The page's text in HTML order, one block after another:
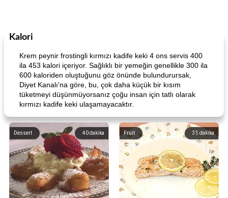
Kalori
Krem peynir frostingli kırmızı kadife keki 4 ons servis 400
ila 453 kalori içeriyor. Sağlıklı bir yemeğin genellikle 300 ila
600 kaloriden oluştuğunu göz önünde bulundurursak,
Diyet Kanalı'na göre, bu, çok daha küçük bir kısım
tüketmeyi düşünmüyorsanız çoğu insan için tatlı olarak
kırmızı kadife keki ulaşamayacaktır.
40dakika
Dessert 35 dakika
Fruit